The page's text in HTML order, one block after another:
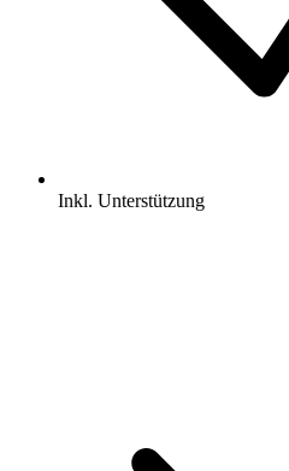
Inkl. Unterstützung